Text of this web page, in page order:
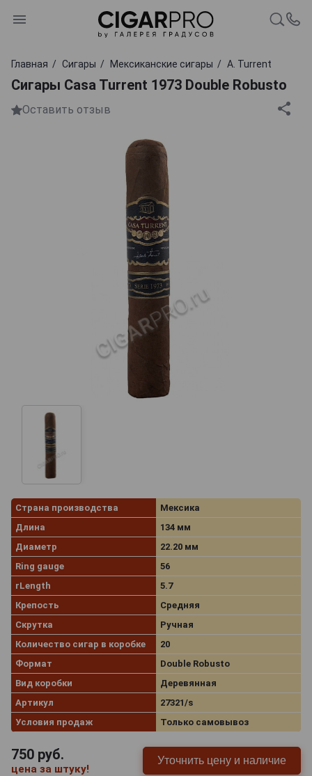
Главная Сигары Мексиканские сигары A. Turrent
Сигары Casa Turrent 1973 Double Robusto
Оставить отзыв
Страна производства
Мексика
Длина
134 мм
Диаметр
22.20 мм
Ring gauge
56
rLength
5.7
Крепость
Средняя
Скрутка
Ручная
Количество сигар в коробке
20
Формат
Double Robusto
Вид коробки
Деревянная
Артикул
27321/s
Условия продаж
Только самовывоз
750 руб.
цена за штуку!
Уточнить цену и наличие